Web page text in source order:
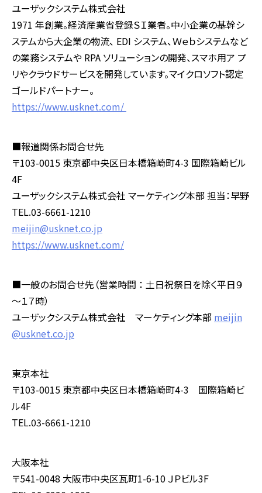
ユーザックシステム株式会社
1971 年創業。経済産業省登録ＳＩ業者。中小企業の基幹シ
ステムから大企業の物流、 EDI システム、Ｗｅｂシステムなど
の業務システムや RPA ソリューションの開発、スマホ用ア プ
リやクラウドサービスを開発しています。マイクロソフト認定
ゴールドパートナー。
https://www.usknet.com/
■報道関係お問合せ先
〒103-0015 東京都中央区日本橋箱崎町4-3 国際箱崎ビル
4F
ユーザックシステム株式会社 マーケティング本部 担当：早野
TEL.03-6661-1210
meijin@usknet.co.jp
https://www.usknet.com/
■一般のお問合せ先（営業時間 ： 土日祝祭日を除く平日９
～１７時）
ユーザックシステム株式会社 マーケティング本部 meijin
@usknet.co.jp
東京本社
〒103-0015 東京都中央区日本橋箱崎町4-3 国際箱崎ビ
ル4F
TEL.03-6661-1210
大阪本社
〒541-0048 大阪市中央区瓦町1-6-10 ＪＰビル3F